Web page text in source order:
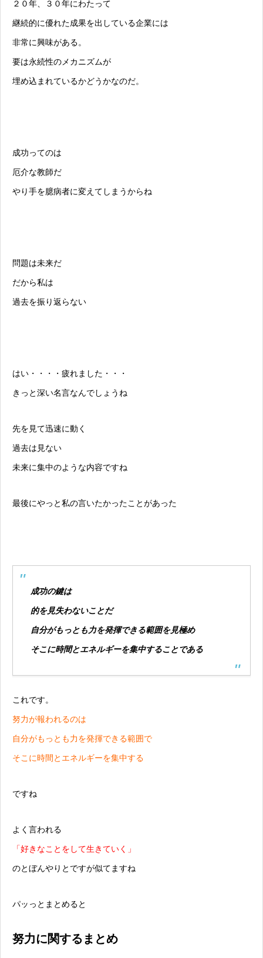
２０年、３０年にわたって
継続的に優れた成果を出している企業には
非常に興味がある。
要は永続性のメカニズムが
埋め込まれているかどうかなのだ。
成功ってのは
厄介な教師だ
やり手を臆病者に変えてしまうからね
問題は未来だ
だから私は
過去を振り返らない
はい・・・・疲れました・・・
きっと深い名言なんでしょうね
先を見て迅速に動く
過去は見ない
未来に集中のような内容ですね
最後にやっと私の言いたかったことがあった
成功の鍵は
的を見失わないことだ
自分がもっとも力を発揮できる範囲を見極め
そこに時間とエネルギーを集中することである
これです。
努力が報われるのは
自分がもっとも力を発揮できる範囲で
そこに時間とエネルギーを集中する
ですね
よく言われる
「好きなことをして生きていく」
のとぼんやりとですが似てますね
パッっとまとめると
努力に関するまとめ